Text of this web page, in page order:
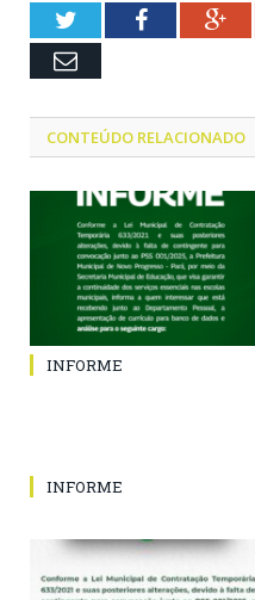
TwitterFacebook
Email
CONTEÚDO RELACIONADO
INFORME
INFORME